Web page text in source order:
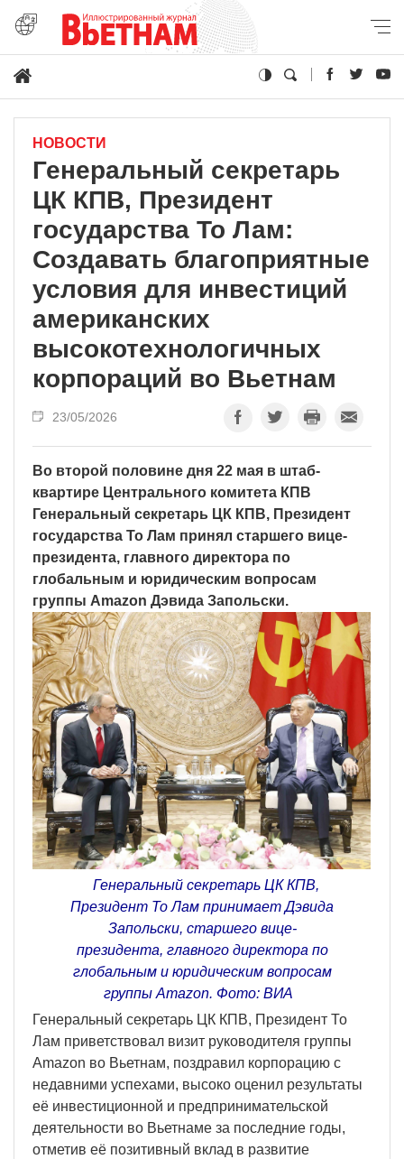
НОВОСТИ
Генеральный секретарь
ЦК КПВ, Президент
государства То Лам:
Создавать благоприятные
условия для инвестиций
американских
высокотехнологичных
корпораций во Вьетнам
23/05/2026
Во второй половине дня 22 мая в штаб-
квартире Центрального комитета КПВ
Генеральный секретарь ЦК КПВ, Президент
государства То Лам принял старшего вице-
президента, главного директора по
глобальным и юридическим вопросам
группы Amazon Дэвида Запольски.
Генеральный секретарь ЦК КПВ,
Президент То Лам принимает Дэвида
Запольски, старшего вице-
президента, главного директора по
глобальным и юридическим вопросам
группы Amazon. Фото: ВИА
Генеральный секретарь ЦК КПВ, Президент То
Лам приветствовал визит руководителя группы
Amazon во Вьетнам, поздравил корпорацию с
недавними успехами, высоко оценил результаты
её инвестиционной и предпринимательской
деятельности во Вьетнаме за последние годы,
отметив её позитивный вклад в развитие